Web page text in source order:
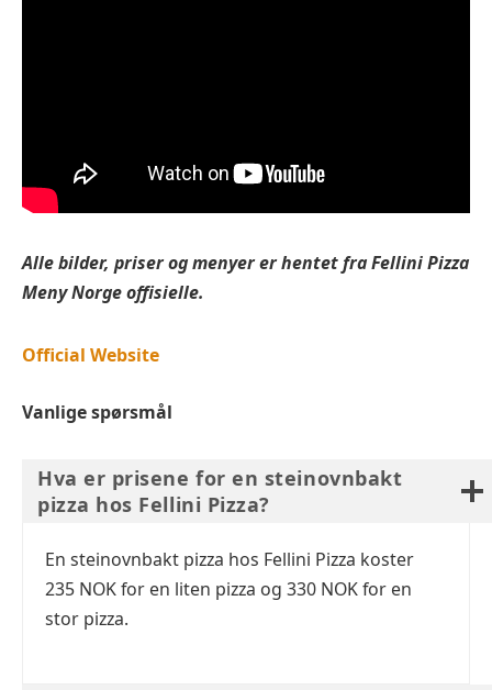
Alle bilder, priser og menyer er hentet fra Fellini Pizza
Meny Norge offisielle.
Official Website
Vanlige spørsmål
Hva er prisene for en steinovnbakt
pizza hos Fellini Pizza?
En steinovnbakt pizza hos Fellini Pizza koster
235 NOK for en liten pizza og 330 NOK for en
stor pizza.